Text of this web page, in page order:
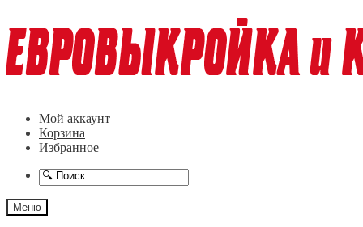
к
навигации
к
содержимому
Мой аккаунт
Корзина
Избранное
Меню